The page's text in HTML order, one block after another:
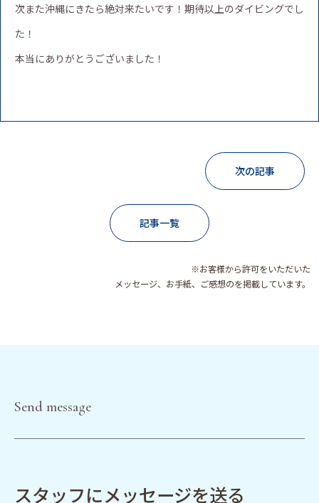
次また沖縄にきたら絶対来たいです！期待以上のダイビングでし
た！
本当にありがとうございました！
記事一覧
次の記事
※お客様から許可をいただいた
メッセージ、お手紙、ご感想のを掲載しています。
Send message
スタッフにメッセージを送る